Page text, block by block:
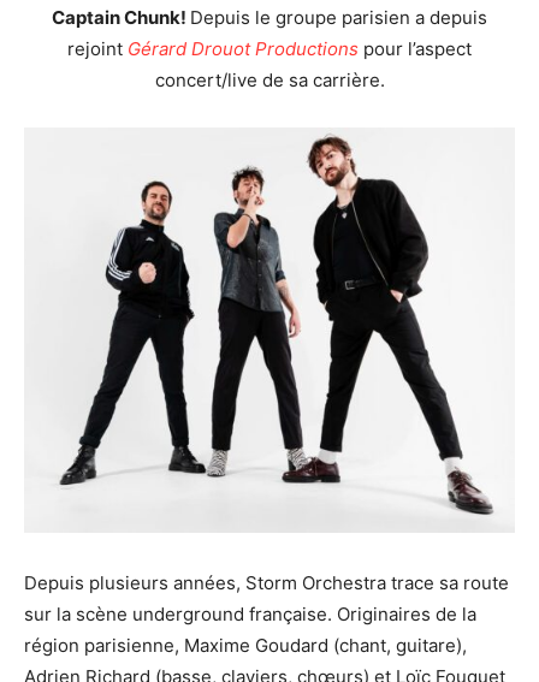
Captain Chunk! Depuis le groupe parisien a depuis
rejoint Gérard Drouot Productions pour l’aspect
concert/live de sa carrière.
Depuis plusieurs années, Storm Orchestra trace sa route
sur la scène underground française. Originaires de la
région parisienne, Maxime Goudard (chant, guitare),
Adrien Richard (basse, claviers, chœurs) et Loïc Fouquet